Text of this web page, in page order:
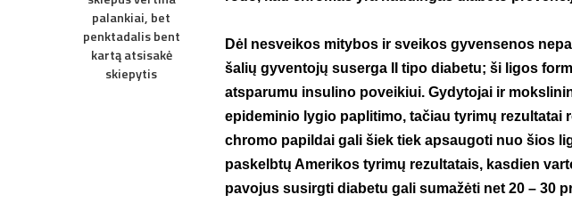
palankiai, bet
penktadalis bent
kartą atsisakė
skiepytis
Dėl nesveikos mitybos ir sveikos gyvensenos
šalių gyventojų suserga II tipo diabetu; ši ligos
atsparumu insulino poveikiui. Gydytojai ir
epideminio lygio paplitimo, tačiau tyrimų rezultatai
chromo papildai gali šiek tiek apsaugoti nuo šios
paskelbtų Amerikos tyrimų rezultatais, kasdien
pavojus susirgti diabetu gali sumažėti net 20 – 30